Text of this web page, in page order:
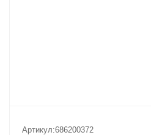
Артикул:686200372